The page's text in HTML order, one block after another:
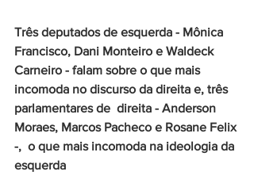
Três deputados de esquerda - Mônica
Francisco, Dani Monteiro e Waldeck
Carneiro - falam sobre o que mais
incomoda no discurso da direita e, três
parlamentares de  direita - Anderson
Moraes, Marcos Pacheco e Rosane Felix
-,  o que mais incomoda na ideologia da
esquerda